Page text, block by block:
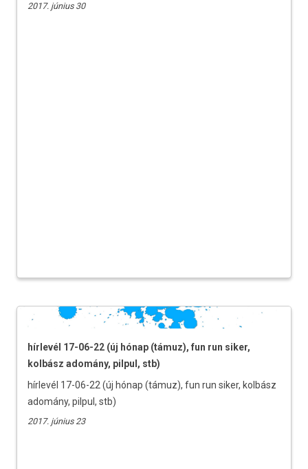
2017. június 30
hírlevél 17-06-22 (új hónap (támuz), fun run siker,
kolbász adomány, pilpul, stb)
hírlevél 17-06-22 (új hónap (támuz), fun run siker, kolbász
adomány, pilpul, stb)
2017. június 23